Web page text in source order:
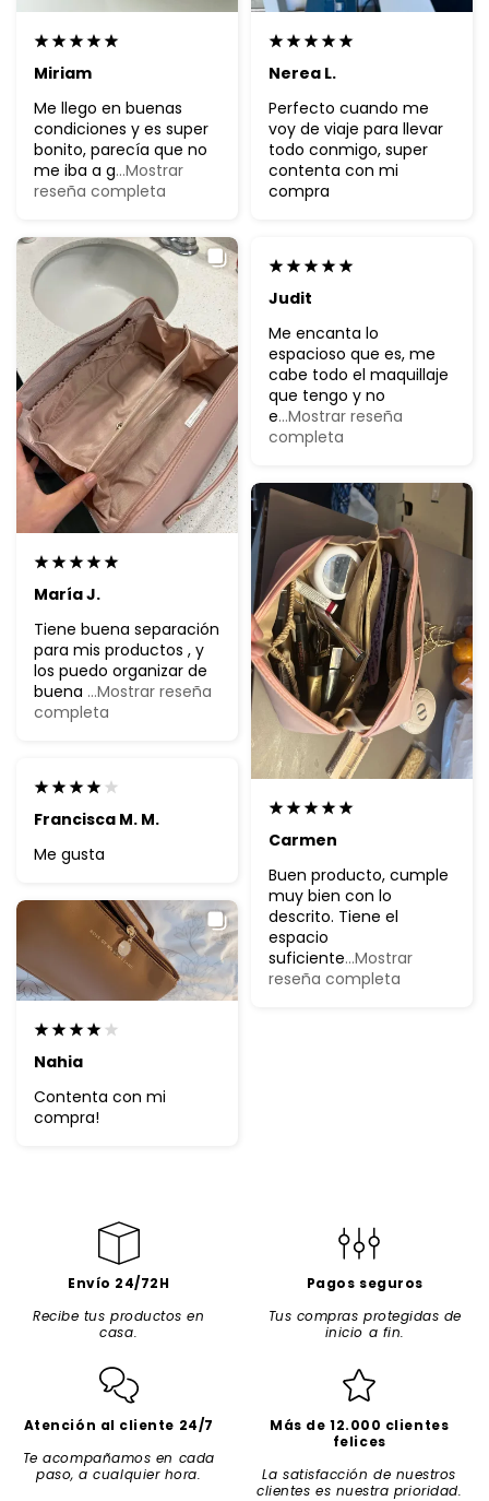
Miriam
Me llego en buenas
condiciones y es super
bonito, parecía que no
me iba a g...Mostrar
reseña completa
Nerea L.
Perfecto cuando me
voy de viaje para llevar
todo conmigo, super
contenta con mi
compra
María J.
Tiene buena separación
para mis productos , y
los puedo organizar de
buena ...Mostrar reseña
completa
Judit
Me encanta lo
espacioso que es, me
cabe todo el maquillaje
que tengo y no
e...Mostrar reseña
completa
Carmen
Buen producto, cumple
muy bien con lo
descrito. Tiene el
espacio
suficiente...Mostrar
reseña completa
Francisca M. M.
Me gusta
Nahia
Contenta con mi
compra!
Envío 24/72H
Recibe tus productos en
casa.
Pagos seguros
Tus compras protegidas de
inicio a fin.
Atención al cliente 24/7
Te acompañamos en cada
paso, a cualquier hora.
Más de 12.000 clientes
felices
La satisfacción de nuestros
clientes es nuestra prioridad.